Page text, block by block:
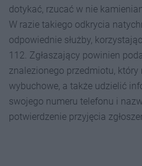
dotykać, rzucać w nie
W razie takiego odkrycia
odpowiednie służby,
112. Zgłaszający powinien
znalezionego przedmiotu,
wybuchowe, a także udzielić
swojego numeru telefonu i
potwierdzenie przyjęcia